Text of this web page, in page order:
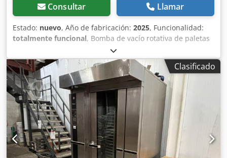
Consultar Llamar
Estado: nuevo, Año de fabricación: 2025, Funcionalidad:
totalmente funcional, Bomba de vacío rotativa de paletas
en baño de aceite de 1 etapa adecuada para trabajar con
conectraciones elevades de oxigeno. Disponible en estoc.
Modelo Marpa Vacuum MV-0300N O2 Bomba
completamente nueva a estrenar. Con 12 meses de
garantía Caudal nominal: 300 m3/h a 50Hz. Vacío final : 0,5
mbar abs. Potencia motor: 7,5 Kw Sobre cualquier duda,
consúltenos Cjdpfx Asftzqzjcnsrf
Clasificado